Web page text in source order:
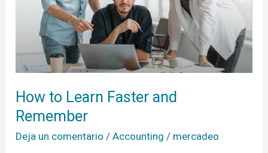
How to Learn Faster and
Remember
Deja un comentario /Accounting / mercadeo